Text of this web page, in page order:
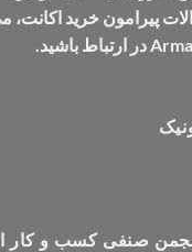
پیرامون خرید اکانت،
صنفی کسب و کار